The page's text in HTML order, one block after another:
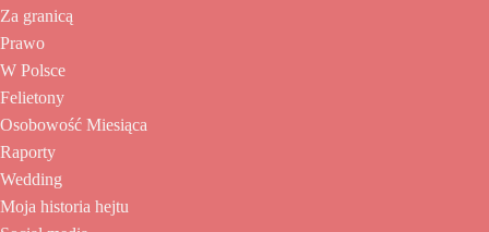
Za granicą
Prawo
W Polsce
Felietony
Osobowość Miesiąca
Raporty
Wedding
Moja historia hejtu